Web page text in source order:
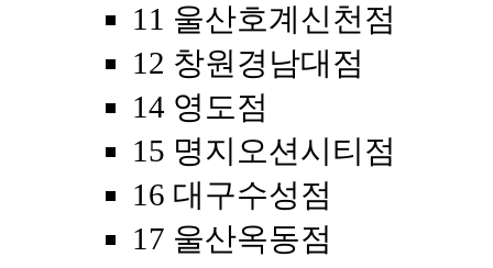
11 울산호계신천점
12 창원경남대점
14 영도점
15 명지오션시티점
16 대구수성점
17 울산옥동점